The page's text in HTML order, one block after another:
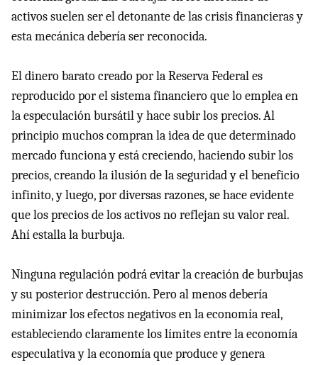
activos suelen ser el detonante de las crisis financieras y
esta mecánica debería ser reconocida.
El dinero barato creado por la Reserva Federal es
reproducido por el sistema financiero que lo emplea en
la especulación bursátil y hace subir los precios. Al
principio muchos compran la idea de que determinado
mercado funciona y está creciendo, haciendo subir los
precios, creando la ilusión de la seguridad y el beneficio
infinito, y luego, por diversas razones, se hace evidente
que los precios de los activos no reflejan su valor real.
Ahí estalla la burbuja.
Ninguna regulación podrá evitar la creación de burbujas
y su posterior destrucción. Pero al menos debería
minimizar los efectos negativos en la economía real,
estableciendo claramente los límites entre la economía
especulativa y la economía que produce y genera